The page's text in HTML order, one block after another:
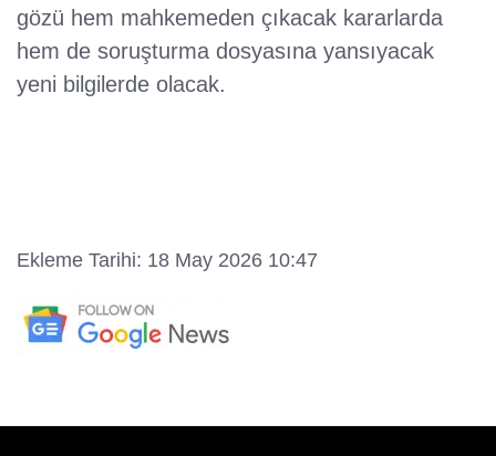
gözü hem mahkemeden çıkacak kararlarda
hem de soruşturma dosyasına yansıyacak
yeni bilgilerde olacak.
Ekleme Tarihi: 18 May 2026 10:47